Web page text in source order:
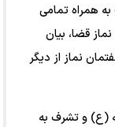
به همراه تمامی
قضا، بیان
نماز از دیگر
(ع) و تشرف به